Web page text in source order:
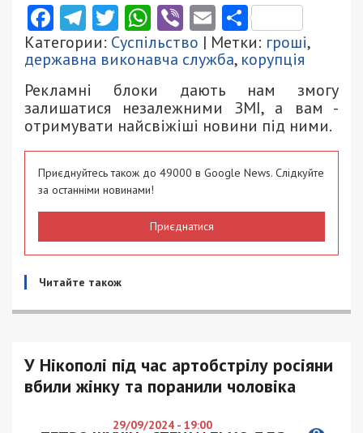
Facebook
Telegram
Twitter
WhatsApp
ViberEmail
Категории: Суспільство | Метки: гроші,
державна виконавча служба, корупція
Рекламні блоки дають нам змогу
залишатися незалежними ЗМІ, а вам -
отримувати найсвіжіші новини під ними.
Приєднуйтесь також до 49000 в Google News. Слідкуйте
за останніми новинами!
Приєднатися
Читайте також
У Нікополі під час артобстрілу росіяни
вбили жінку та поранили чоловіка
29/09/2024 - 19:00